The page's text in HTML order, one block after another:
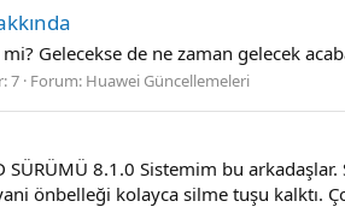
Gelecekse de ne zaman gelecek
7 Forum: Huawei Güncellemeleri
8.1.0 Sistemim bu
önbelleği kolayca silme tuşu kalktı.